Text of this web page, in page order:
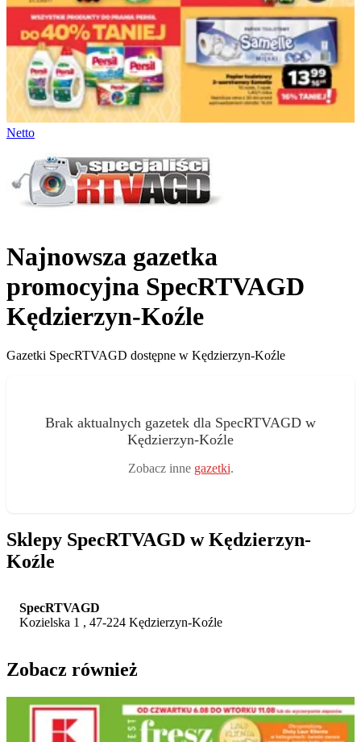
Netto
Najnowsza gazetka
promocyjna SpecRTVAGD
Kędzierzyn-Koźle
Gazetki SpecRTVAGD dostępne w Kędzierzyn-Koźle
Brak aktualnych gazetek dla SpecRTVAGD w
Kędzierzyn-Koźle
Zobacz inne gazetki.
Sklepy SpecRTVAGD w Kędzierzyn-
Koźle
SpecRTVAGD
Kozielska 1 , 47-224 Kędzierzyn-Koźle
Zobacz również